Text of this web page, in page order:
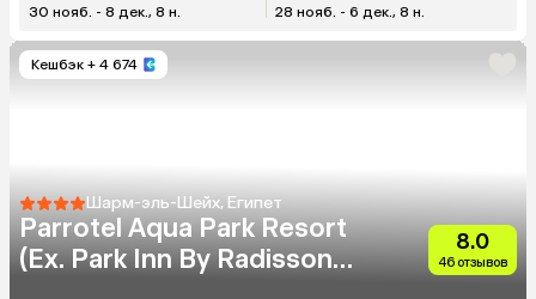
30 нояб. - 8 дек., 8 н. 28 нояб. - 6 дек., 8 н.
Кешбэк + 4 674
Шарм-эль-Шейх, Египет
Parrotel Aqua Park Resort
(Ex. Park Inn By Radisson
8.0
46 отзывов